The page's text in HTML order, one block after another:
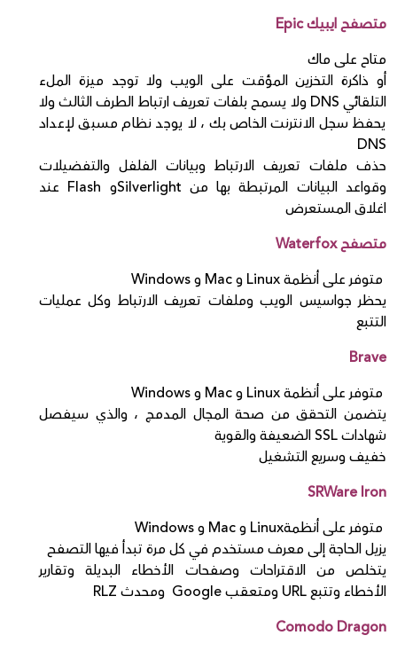
متصفح ايبيك Epic
متاح على ماك
أو ذاكرة التخزين المؤقت على الويب ولا توجد ميزة الملء
التلقائي DNS ولا يسمح بلفات تعريف ارتباط الطرف الثالث ولا
يحفظ سجل الانترنت الخاص بك ، لا يوجد نظام مسبق لإعداد
DNS
حذف ملفات تعريف الارتباط وبيانات الفلفل والتفضيلات
وقواعد البيانات المرتبطة بها من Silverlightو Flash عند
اغلاق المستعرض
متصفح Waterfox
متوفر على أنظمة Linux و Mac و Windows
يحظر جواسيس الويب وملفات تعريف الارتباط وكل عمليات
التتبع
Brave
متوفر على أنظمة Linux و Mac و Windows
يتضمن التحقق من صحة المجال المدمج ، والذي سيفصل
شهادات SSL الضعيفة والقوية
خفيف وسريع التشغيل
SRWare Iron
متوفر على أنظمةLinux و Mac و Windows
يزيل الحاجة إلى معرف مستخدم في كل مرة تبدأ فيها التصفح
يتخلص من الاقتراحات وصفحات الأخطاء البديلة وتقارير
الأخطاء وتتبع URL ومتعقب Google ومحدث RLZ
Comodo Dragon